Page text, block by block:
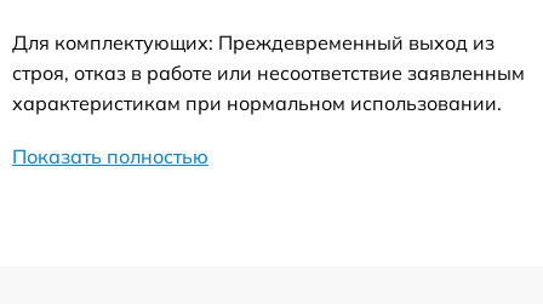
Для комплектующих: Преждевременный выход из
строя, отказ в работе или несоответствие заявленным
характеристикам при нормальном использовании.
Показать полностью